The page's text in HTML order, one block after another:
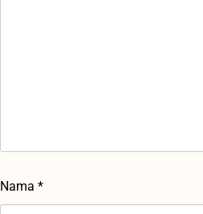
Nama *